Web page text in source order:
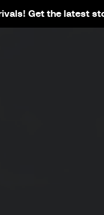
Get the latest